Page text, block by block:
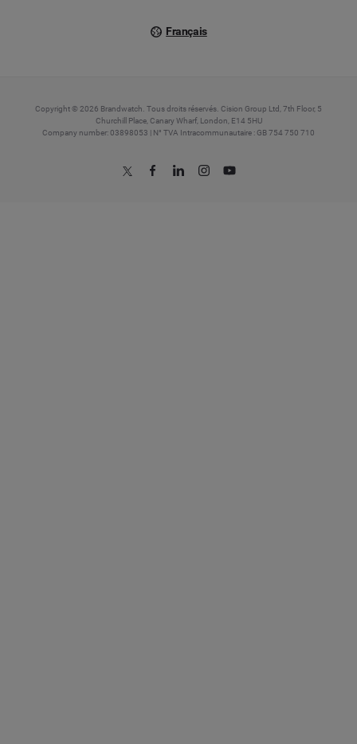
Français
Copyright © 2026 Brandwatch. Tous droits réservés. Cision Group Ltd, 7th Floor, 5
Churchill Place, Canary Wharf, London, E14 5HU
Company number: 03898053 | N° TVA Intracommunautaire : GB 754 750 710